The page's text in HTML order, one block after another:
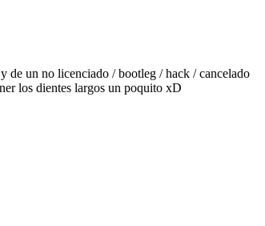
de un no licenciado / bootleg / hack / cancelado
los dientes largos un poquito xD